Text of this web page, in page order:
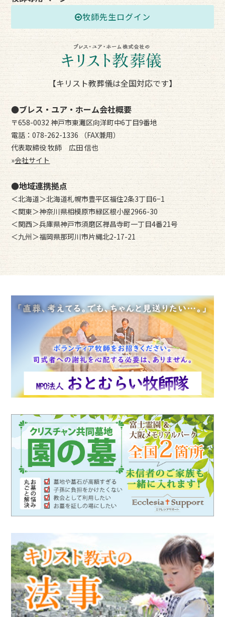
牧師先生ログイン
【キリスト教葬儀は全国対応です】
●ブレス・ユア・ホーム会社概要
〒658-0032 神戸市東灘区向洋町中6丁目9番地
電話：078-262-1336 （FAX兼用）
代表取締役 牧師 広田 信也
»会社サイト
●地域連携拠点
＜北海道＞北海道札幌市豊平区福住2条3丁目6−1
＜関東＞神奈川県相模原市緑区根小屋2966-30
＜関西＞兵庫県神戸市須磨区禅昌寺町一丁目4番21号
＜九州＞福岡県那珂川市片縄北2-17-21